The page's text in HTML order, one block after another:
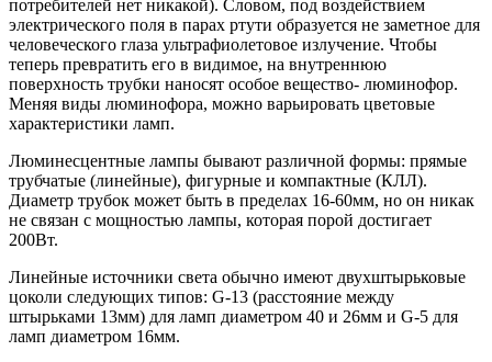
потребителей нет никакой). Словом, под воздействием
электрического поля в парах ртути образуется не заметное для
человеческого глаза ультрафиолетовое излучение. Чтобы
теперь превратить его в видимое, на внутреннюю
поверхность трубки наносят особое вещество- люминофор.
Меняя виды люминофора, можно варьировать цветовые
характеристики ламп.
Люминесцентные лампы бывают различной формы: прямые
трубчатые (линейные), фигурные и компактные (КЛЛ).
Диаметр трубок может быть в пределах 16-60мм, но он никак
не связан с мощностью лампы, которая порой достигает
200Вт.
Линейные источники света обычно имеют двухштырьковые
цоколи следующих типов: G-13 (расстояние между
штырьками 13мм) для ламп диаметром 40 и 26мм и G-5 для
ламп диаметром 16мм.